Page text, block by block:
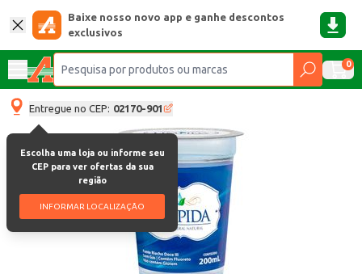
Baixe nosso novo app e ganhe descontos
exclusivos
0
Entregue no CEP: 02170-901
Escolha uma loja ou informe seu
CEP para ver ofertas da sua
região
INFORMAR LOCALIZAÇÃO